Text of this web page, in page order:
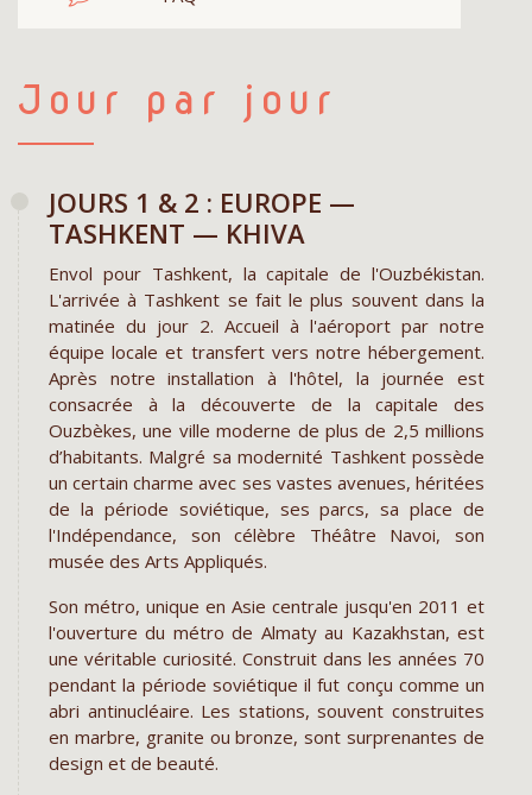
Jour par jour
JOURS 1 & 2 : EUROPE —
TASHKENT — KHIVA
Envol pour Tashkent, la capitale de l'Ouzbékistan.
L'arrivée à Tashkent se fait le plus souvent dans la
matinée du jour 2. Accueil à l'aéroport par notre
équipe locale et transfert vers notre hébergement.
Après notre installation à l'hôtel, la journée est
consacrée à la découverte de la capitale des
Ouzbèkes, une ville moderne de plus de 2,5 millions
d’habitants. Malgré sa modernité Tashkent possède
un certain charme avec ses vastes avenues, héritées
de la période soviétique, ses parcs, sa place de
l'Indépendance, son célèbre Théâtre Navoi, son
musée des Arts Appliqués.
Son métro, unique en Asie centrale jusqu'en 2011 et
l'ouverture du métro de Almaty au Kazakhstan, est
une véritable curiosité. Construit dans les années 70
pendant la période soviétique il fut conçu comme un
abri antinucléaire. Les stations, souvent construites
en marbre, granite ou bronze, sont surprenantes de
design et de beauté.